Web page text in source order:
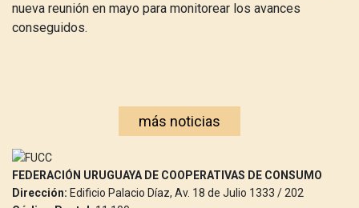
nueva reunión en mayo para monitorear los avances
conseguidos.
más noticias
FEDERACIÓN URUGUAYA DE COOPERATIVAS DE CONSUMO
Dirección: Edificio Palacio Díaz, Av. 18 de Julio 1333 / 202